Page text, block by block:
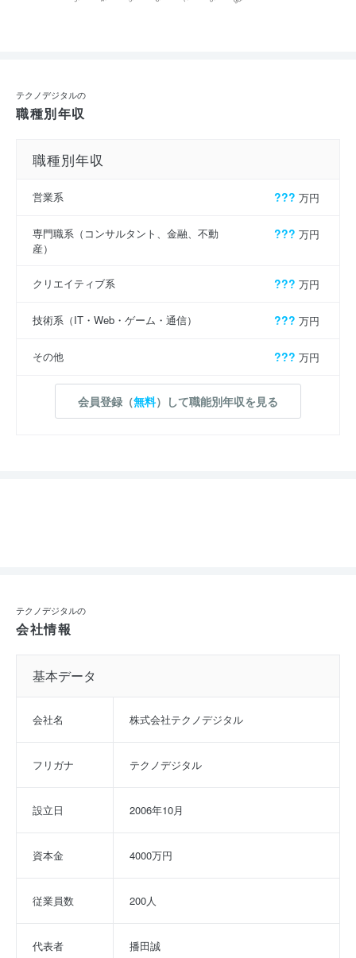
テクノデジタルの
職種別年収
職種別年収
営業系 ??? 万円
専門職系（コンサルタント、金融、不動
産）
??? 万円
クリエイティブ系 ??? 万円
技術系（IT・Web・ゲーム・通信） ??? 万円
その他 ??? 万円
会員登録（無料）して職能別年収を見る
テクノデジタルの
会社情報
基本データ
会社名 株式会社テクノデジタル
フリガナ テクノデジタル
設立日 2006年10月
資本金 4000万円
従業員数 200人
代表者 播田誠